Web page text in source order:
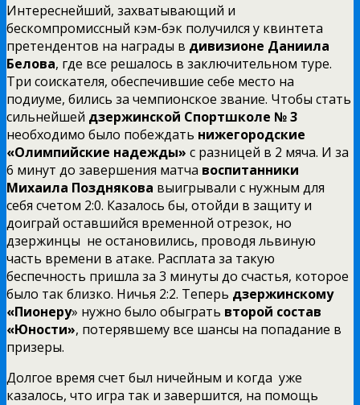
Интереснейший, захватывающий и
бескомпромиссный кэм-бэк получился у квинтета
претендентов на награды в дивизионе Даниила
Белова, где все решалось в заключительном туре.
Три соискателя, обеспечившие себе место на
подиуме, бились за чемпионское звание. Чтобы стать
сильнейшей дзержинской Спортшколе № 3
необходимо было побеждать нижегородские
«Олимпийские надежды» с разницей в 2 мяча. И за
6 минут до завершения матча воспитанники
Михаила Позднякова выигрывали с нужным для
себя счетом 2:0. Казалось бы, отойди в защиту и
доиграй оставшийся временной отрезок, но
дзержинцы не остановились, проводя львиную
часть времени в атаке. Расплата за такую
беспечность пришла за 3 минуты до счастья, которое
было так близко. Ничья 2:2. Теперь дзержинскому
«Пионеру» нужно было обыграть второй состав
«Юности», потерявшему все шансы на попадание в
призеры.
Долгое время счет был ничейным и когда уже
казалось, что игра так и завершится, на помощь